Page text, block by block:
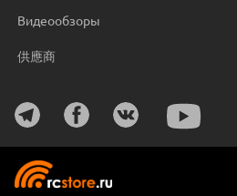
Видеообзоры
供應商